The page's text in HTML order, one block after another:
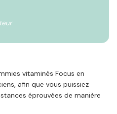
vitaminés Focus en
afin que vous puissiez
éprouvées de manière